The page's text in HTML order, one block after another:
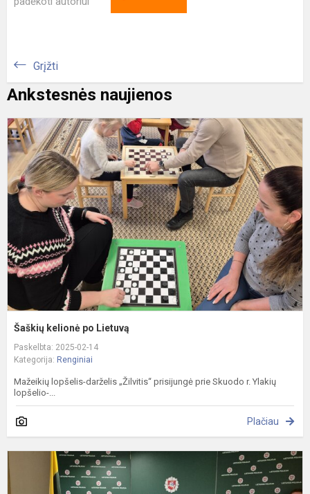
Grįžti
Ankstesnės naujienos
Šaškių kelionė po Lietuvą
Paskelbta: 2025-02-14
Kategorija: Renginiai
Mažeikių lopšelis-darželis „Žilvitis“ prisijungė prie Skuodo r. Ylakių
lopšelio-...
Plačiau